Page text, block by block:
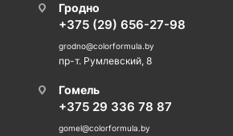
Гродно
+375 (29) 656-27-98
grodno@colorformula.by
пр-т. Румлевский, 8
Гомель
+375 29 336 78 87
gomel@colorformula.by